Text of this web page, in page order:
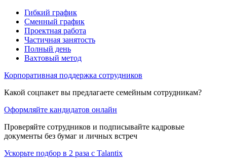
Гибкий график
Сменный график
Проектная работа
Частичная занятость
Полный день
Вахтовый метод
Корпоративная поддержка сотрудников
Какой соцпакет вы предлагаете семейным сотрудникам?
Оформляйте кандидатов онлайн
Проверяйте сотрудников и подписывайте кадровые
документы без бумаг и личных встреч
Ускорьте подбор в 2 раза с Talantix